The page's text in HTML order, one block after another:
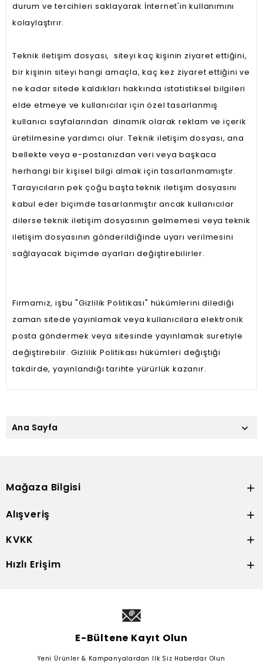
durum ve tercihleri saklayarak İnternet'in kullanımını
kolaylaştırır.
Teknik iletişim dosyası, siteyi kaç kişinin ziyaret ettiğini,
bir kişinin siteyi hangi amaçla, kaç kez ziyaret ettiğini ve
ne kadar sitede kaldıkları hakkında istatistiksel bilgileri
elde etmeye ve kullanıcılar için özel tasarlanmış
kullanıcı sayfalarından dinamik olarak reklam ve içerik
üretilmesine yardımcı olur. Teknik iletişim dosyası, ana
bellekte veya e-postanızdan veri veya başkaca
herhangi bir kişisel bilgi almak için tasarlanmamıştır.
Tarayıcıların pek çoğu başta teknik iletişim dosyasını
kabul eder biçimde tasarlanmıştır ancak kullanıcılar
dilerse teknik iletişim dosyasının gelmemesi veya teknik
iletişim dosyasının gönderildiğinde uyarı verilmesini
sağlayacak biçimde ayarları değiştirebilirler.
Firmamız, işbu "Gizlilik Politikası" hükümlerini dilediği
zaman sitede yayınlamak veya kullanıcılara elektronik
posta göndermek veya sitesinde yayınlamak suretiyle
değiştirebilir. Gizlilik Politikası hükümleri değiştiği
takdirde, yayınlandığı tarihte yürürlük kazanır.
Ana Sayfa 
Mağaza Bilgisi 
Alışveriş 
KVKK 
Hızlı Erişim 
E-Bültene Kayıt Olun
Yeni Ürünler & Kampanyalardan Ilk Siz Haberdar Olun